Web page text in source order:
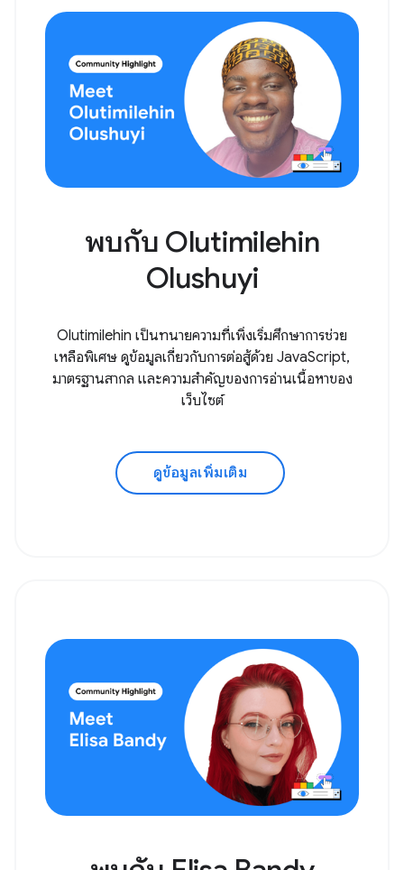
พบกับ Olutimilehin
Olushuyi
Olutimilehin เป็นทนายความที่เพิ่งเริ่มศึกษาการช่วย
เหลือพิเศษ ดูข้อมูลเกี่ยวกับการต่อสู้ด้วย JavaScript,
มาตรฐานสากล และความสำคัญของการอ่านเนื้อหาของ
เว็บไซต์
ดูข้อมูลเพิ่มเติม